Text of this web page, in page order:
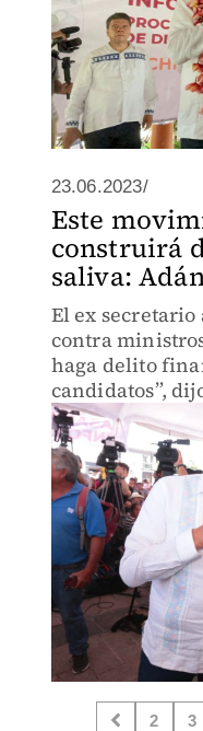
23.06.2023/
Este
construirá
saliva:
El ex
contra
haga delito
candidatos”,
2 3